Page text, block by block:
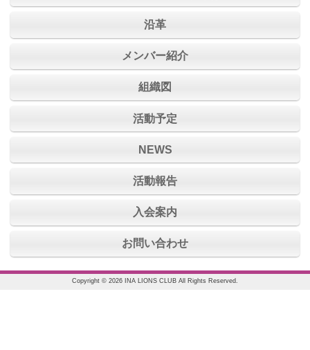
沿革
メンバー紹介
組織図
活動予定
NEWS
活動報告
入会案内
お問い合わせ
Copyright © 2026 INA LIONS CLUB All Rights Reserved.